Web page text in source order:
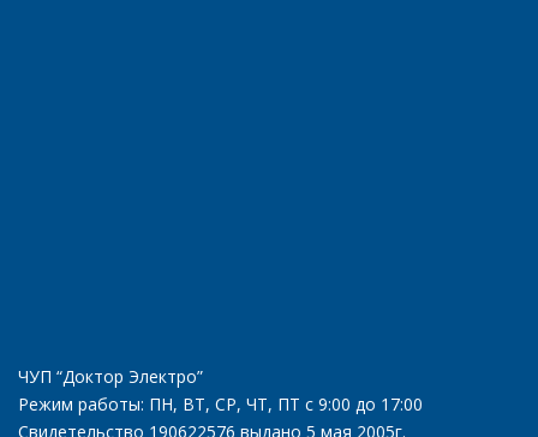
ЧУП “Доктор Электро”
Режим работы: ПН, ВТ, СР, ЧТ, ПТ с 9:00 до 17:00
Свидетельство 190622576 выдано 5 мая 2005г.